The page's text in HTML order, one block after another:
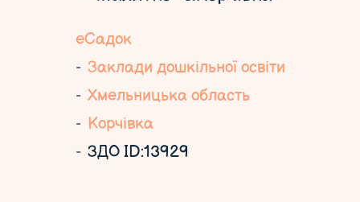
еСадок
Заклади дошкільної освіти
Хмельницька область
Корчівка
ЗДО ID:13929